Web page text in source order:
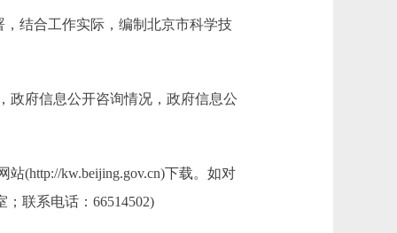
结合工作实际，编制北京市科学技
府信息公开咨询情况，政府信息公
(http://kw.beijing.gov.cn)下载。如对
联系电话：66514502)